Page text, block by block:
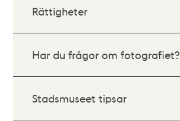
Rättigheter
Har du frågor om fotografiet?
Stadsmuseet tipsar